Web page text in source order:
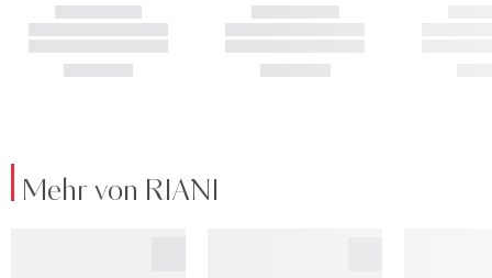
Mehr von RIANI